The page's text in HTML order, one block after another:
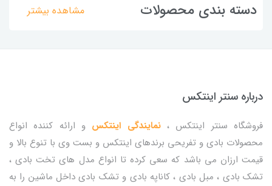
دسته بندی محصولات مشاهده بیشتر
درباره سنتر اینتکس
فروشگاه سنتر اینتکس ،نمایندگی اینتکس و ارائه کننده انواع
محصولات بادی و تفریحی برندهای اینتکس و بست وی با تنوع بالا و
قیمت ارزان می باشد که سعی کرده تا انواع مدل های تخت بادی ،
تشک بادی ، مبل بادی ، کاناپه بادی و تشک بادی داخل ماشین را به